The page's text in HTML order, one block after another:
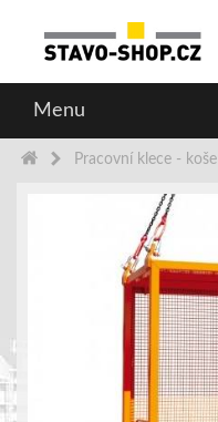
Menu
Pracovní klece - koše